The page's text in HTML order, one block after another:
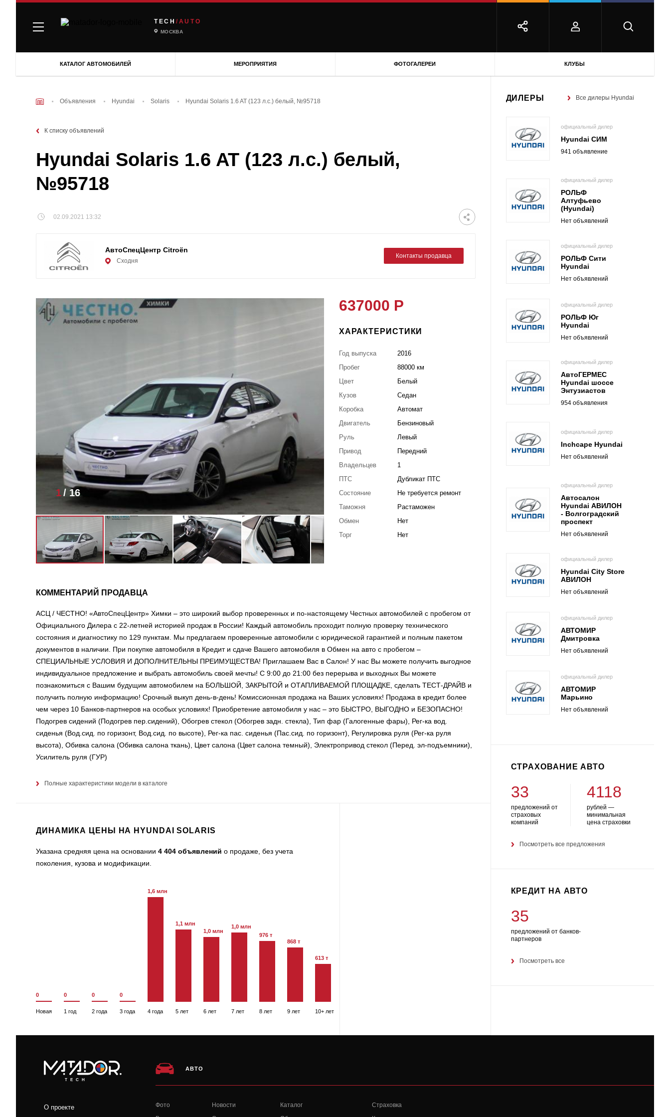
TECH /AUTO
МОСКВА
КАТАЛОГ АВТОМОБИЛЕЙ МЕРОПРИЯТИЯ ФОТОГАЛЕРЕИ КЛУБЫ
Объявления Hyundai Solaris Hyundai Solaris 1.6 AT (123 л.с.) белый, №95718
К списку объявлений
Hyundai Solaris 1.6 AT (123 л.с.) белый,
№95718
02.09.2021 13:32
АвтоСпецЦентр Citroën
Сходня
Контакты продавца
1/ 16
637000 Р
ХАРАКТЕРИСТИКИ
Год выпуска
2016
Пробег
88000 км
Цвет
Белый
Кузов
Седан
Коробка
Автомат
Двигатель
Бензиновый
Руль
Левый
Привод
Передний
Владельцев
1
ПТС
Дубликат ПТС
Состояние
Не требуется ремонт
Таможня
Растаможен
Обмен
Нет
Торг
Нет
КОММЕНТАРИЙ ПРОДАВЦА
АСЦ / ЧЕСТНО! «АвтоСпецЦентр» Химки – это широкий выбор проверенных и по-настоящему Честных автомобилей с пробегом от
Официального Дилера с 22-летней историей продаж в России! Каждый автомобиль проходит полную проверку технического
состояния и диагностику по 129 пунктам. Мы предлагаем проверенные автомобили с юридической гарантией и полным пакетом
документов в наличии. При покупке автомобиля в Кредит и сдаче Вашего автомобиля в Обмен на авто с пробегом –
СПЕЦИАЛЬНЫЕ УСЛОВИЯ И ДОПОЛНИТЕЛЬНЫ ПРЕИМУЩЕСТВА! Приглашаем Вас в Салон! У нас Вы можете получить выгодное
индивидуальное предложение и выбрать автомобиль своей мечты! С 9:00 до 21:00 без перерыва и выходных Вы можете
познакомиться с Вашим будущим автомобилем на БОЛЬШОЙ, ЗАКРЫТОЙ и ОТАПЛИВАЕМОЙ ПЛОЩАДКЕ, сделать ТЕСТ-ДРАЙВ и
получить полную информацию! Срочный выкуп день-в-день! Комиссионная продажа на Ваших условиях! Продажа в кредит более
чем через 10 Банков-партнеров на особых условиях! Приобретение автомобиля у нас – это БЫСТРО, ВЫГОДНО и БЕЗОПАСНО!
Подогрев сидений (Подогрев пер.сидений), Обогрев стекол (Обогрев задн. стекла), Тип фар (Галогенные фары), Рег-ка вод.
сиденья (Вод.сид. по горизонт, Вод.сид. по высоте), Рег-ка пас. сиденья (Пас.сид. по горизонт), Регулировка руля (Рег-ка руля
высота), Обивка салона (Обивка салона ткань), Цвет салона (Цвет салона темный), Электропривод стекол (Перед. эл-подъемники),
Усилитель руля (ГУР)
Полные характеристики модели в каталоге
ДИНАМИКА ЦЕНЫ НА HYUNDAI SOLARIS
Указана средняя цена на основании 4 404 объявлений о продаже, без учета
поколения, кузова и модификации.
0
Новая
0
1 год
0
2 года
0
3 года
1,6 млн
4 года
1,1 млн
5 лет
1,0 млн
6 лет
1,0 млн
7 лет
976 т
8 лет
868 т
9 лет
613 т
10+ лет
ДИЛЕРЫ Все дилеры Hyundai
официальный дилер
Hyundai СИМ
941 объявление
официальный дилер
РОЛЬФ
Алтуфьево
(Hyundai)
Нет объявлений
официальный дилер
РОЛЬФ Сити
Hyundai
Нет объявлений
официальный дилер
РОЛЬФ Юг
Hyundai
Нет объявлений
официальный дилер
АвтоГЕРМЕС
Hyundai шоссе
Энтузиастов
954 объявления
официальный дилер
Inchcape Hyundai
Нет объявлений
официальный дилер
Автосалон
Hyundai АВИЛОН
- Волгоградский
проспект
Нет объявлений
официальный дилер
Hyundai City Store
АВИЛОН
Нет объявлений
официальный дилер
АВТОМИР
Дмитровка
Нет объявлений
официальный дилер
АВТОМИР
Марьино
Нет объявлений
СТРАХОВАНИЕ АВТО
33
предложений от
страховых
компаний
4118
рублей —
минимальная
цена страховки
Посмотреть все предложения
КРЕДИТ НА АВТО
35
предложений от банков-
партнеров
Посмотреть все
TECH
О проекте
АВТО
Фото
Новости
Каталог
Страховка